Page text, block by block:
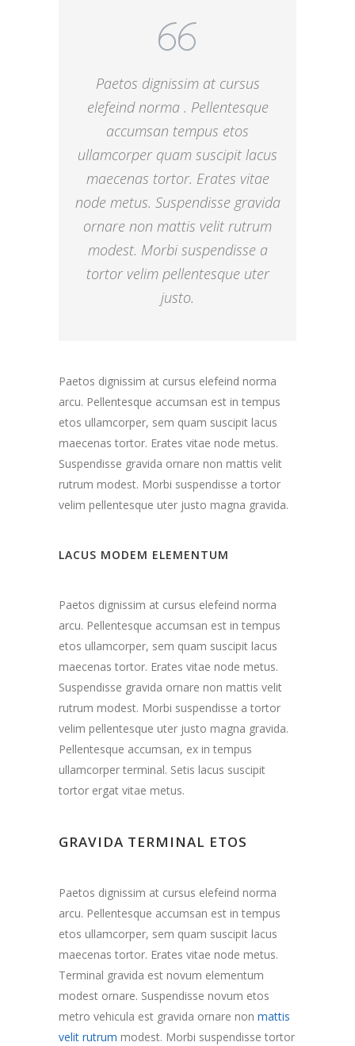
Paetos dignissim at cursus
elefeind norma . Pellentesque
accumsan tempus etos
ullamcorper quam suscipit lacus
maecenas tortor. Erates vitae
node metus. Suspendisse gravida
ornare non mattis velit rutrum
modest. Morbi suspendisse a
tortor velim pellentesque uter
justo.
Paetos dignissim at cursus elefeind norma
arcu. Pellentesque accumsan est in tempus
etos ullamcorper, sem quam suscipit lacus
maecenas tortor. Erates vitae node metus.
Suspendisse gravida ornare non mattis velit
rutrum modest. Morbi suspendisse a tortor
velim pellentesque uter justo magna gravida.
LACUS MODEM ELEMENTUM
Paetos dignissim at cursus elefeind norma
arcu. Pellentesque accumsan est in tempus
etos ullamcorper, sem quam suscipit lacus
maecenas tortor. Erates vitae node metus.
Suspendisse gravida ornare non mattis velit
rutrum modest. Morbi suspendisse a tortor
velim pellentesque uter justo magna gravida.
Pellentesque accumsan, ex in tempus
ullamcorper terminal. Setis lacus suscipit
tortor ergat vitae metus.
GRAVIDA TERMINAL ETOS
Paetos dignissim at cursus elefeind norma
arcu. Pellentesque accumsan est in tempus
etos ullamcorper, sem quam suscipit lacus
maecenas tortor. Erates vitae node metus.
Terminal gravida est novum elementum
modest ornare. Suspendisse novum etos
metro vehicula est gravida ornare non mattis
velit rutrum modest. Morbi suspendisse tortor